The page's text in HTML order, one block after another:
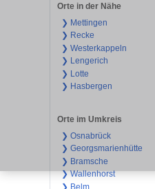
Orte in der Nähe
❯ Mettingen
❯ Recke
❯ Westerkappeln
❯ Lengerich
❯ Lotte
❯ Hasbergen
Orte im Umkreis
❯ Osnabrück
❯ Georgsmarienhütte
❯ Bramsche
❯ Wallenhorst
❯ Belm